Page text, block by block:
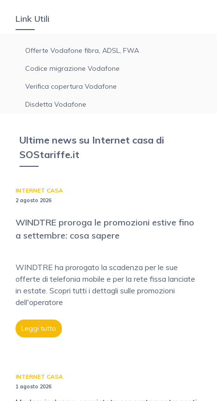
Link Utili
Offerte Vodafone fibra, ADSL, FWA
Codice migrazione Vodafone
Verifica copertura Vodafone
Disdetta Vodafone
Ultime news su Internet casa di
SOStariffe.it
INTERNET CASA
2 agosto 2026
WINDTRE proroga le promozioni estive fino
a settembre: cosa sapere
WINDTRE ha prorogato la scadenza per le sue
offerte di telefonia mobile e per la rete fissa lanciate
in estate. Scopri tutti i dettagli sulle promozioni
dell'operatore
Leggi tutto
INTERNET CASA
1 agosto 2026